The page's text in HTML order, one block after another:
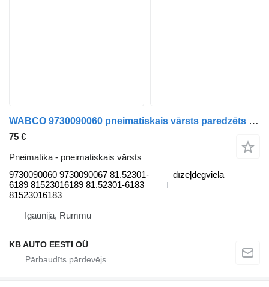
WABCO 9730090060 pneimatiskais vārsts paredzēts MAN TGL, TGM, TGS, TGX (2005-2021) kravas automašīnas
75 €
Pneimatika - pneimatiskais vārsts
9730090060 9730090067 81.52301-
6189 81523016189 81.52301-6183
81523016183
dīzeļdegviela
Igaunija, Rummu
KB AUTO EESTI OÜ